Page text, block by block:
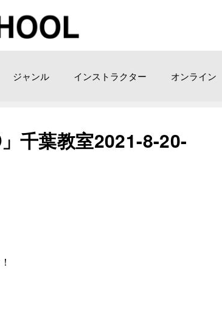
ジャンル インストラクター オンライン
千葉教室2021-8-20-